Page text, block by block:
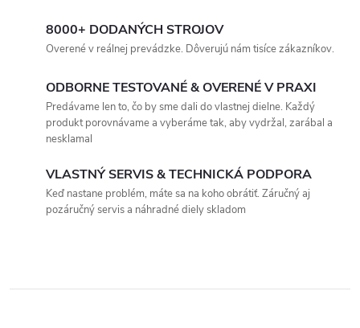
8000+ DODANÝCH STROJOV
Overené v reálnej prevádzke. Dôverujú nám tisíce zákazníkov.
ODBORNE TESTOVANÉ & OVERENÉ V PRAXI
Predávame len to, čo by sme dali do vlastnej dielne. Každý
produkt porovnávame a vyberáme tak, aby vydržal, zarábal a
nesklamal
VLASTNÝ SERVIS & TECHNICKÁ PODPORA
Keď nastane problém, máte sa na koho obrátiť. Záručný aj
pozáručný servis a náhradné diely skladom